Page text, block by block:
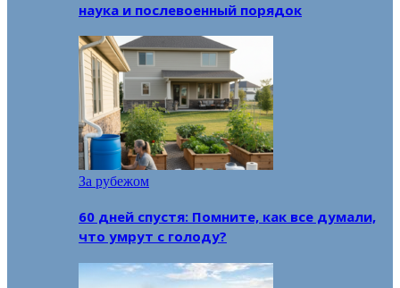
наука и послевоенный порядок
За рубежом
60 дней спустя: Помните, как все думали,
что умрут с голоду?